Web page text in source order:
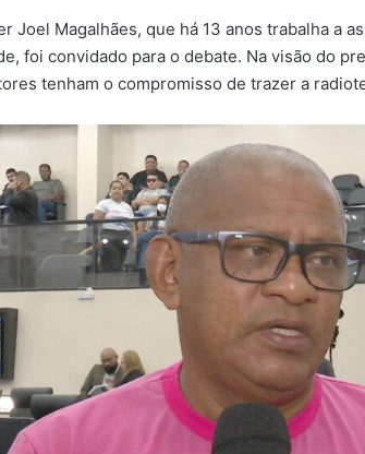
Joel Magalhães, que há 13 anos trabalha a
foi convidado para o debate. Na visão do
tenham o compromisso de trazer a